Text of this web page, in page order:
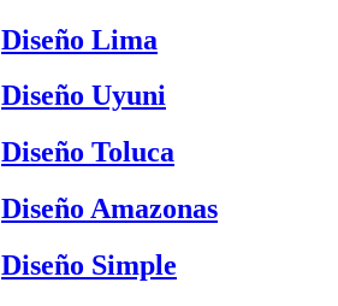
Diseño Lima
Diseño Uyuni
Diseño Toluca
Diseño Amazonas
Diseño Simple